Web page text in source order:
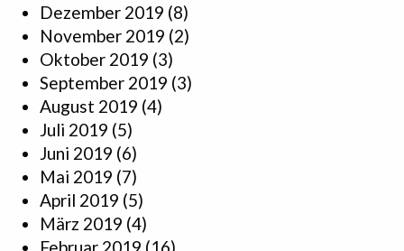
Dezember 2019 (8)
November 2019 (2)
Oktober 2019 (3)
September 2019 (3)
August 2019 (4)
Juli 2019 (5)
Juni 2019 (6)
Mai 2019 (7)
April 2019 (5)
März 2019 (4)
Februar 2019 (16)